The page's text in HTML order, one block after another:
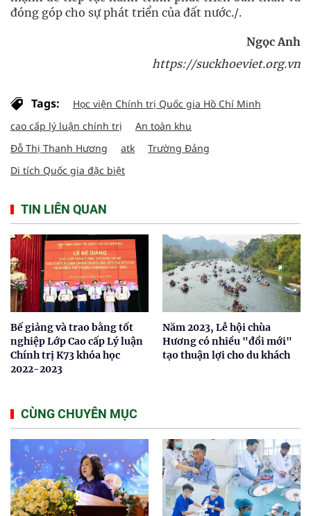
đóng góp cho sự phát triển của đất nước./.
Ngọc Anh
https://suckhoeviet.org.vn
Tags:
Học viện Chính trị Quốc gia Hồ Chí Minh
cao cấp lý luận chính trị
An toàn khu
Đỗ Thị Thanh Hương
atk
Trường Đảng
Di tích Quốc gia đặc biệt
TIN LIÊN QUAN
Bế giảng và trao bằng tốt
nghiệp Lớp Cao cấp Lý luận
Chính trị K73 khóa học
2022-2023
Năm 2023, Lễ hội chùa
Hương có nhiều "đổi mới"
tạo thuận lợi cho du khách
CÙNG CHUYÊN MỤC